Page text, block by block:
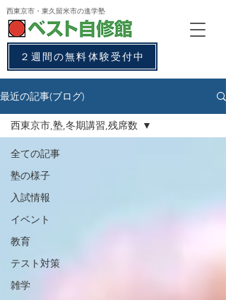
西東京市・東久留米市の進学塾
２週間の無料体験受付中
最近の記事(ブログ)
全ての記事
塾の様子
入試情報
イベント
教育
テスト対策
雑学
西東京市,塾,冬期講習,残席数